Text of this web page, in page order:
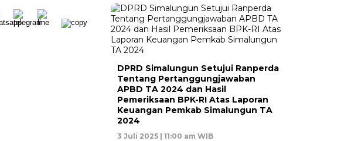
DPRD Simalungun Setujui Ranperda
Tentang Pertanggungjawaban
APBD TA 2024 dan Hasil
Pemeriksaan BPK-RI Atas Laporan
Keuangan Pemkab Simalungun TA
2024
3 Juli 2025 | 11:00 am WIB